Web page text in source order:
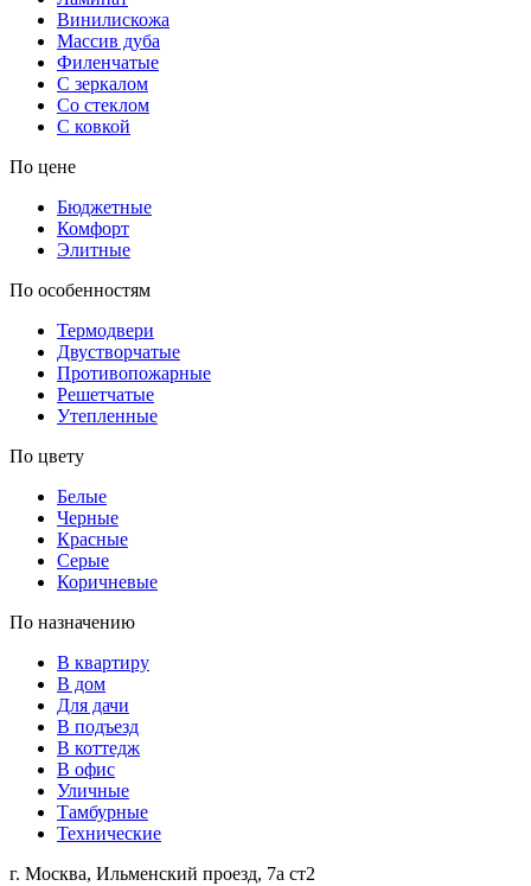
Винилискожа
Массив дуба
Филенчатые
С зеркалом
Со стеклом
С ковкой
По цене
Бюджетные
Комфорт
Элитные
По особенностям
Термодвери
Двустворчатые
Противопожарные
Решетчатые
Утепленные
По цвету
Белые
Черные
Красные
Серые
Коричневые
По назначению
В квартиру
В дом
Для дачи
В подъезд
В коттедж
В офис
Уличные
Тамбурные
Технические
г. Москва, Ильменский проезд, 7а ст2